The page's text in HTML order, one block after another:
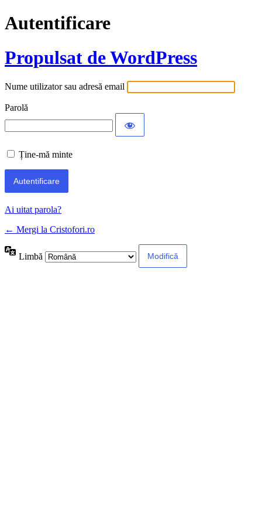
Autentificare
Propulsat de WordPress
Nume utilizator sau adresă email
Parolă
Ține-mă minte
Ai uitat parola?
← Mergi la Cristofori.ro
Limbă